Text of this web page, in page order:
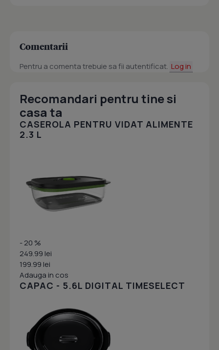
Comentarii
Pentru a comenta trebuie sa fii autentificat. Log in
Recomandari pentru tine si
casa ta
CASEROLA PENTRU VIDAT ALIMENTE
2.3 L
- 20 %
249.99 lei
199.99 lei
Adauga in cos
CAPAC - 5.6L DIGITAL TIMESELECT